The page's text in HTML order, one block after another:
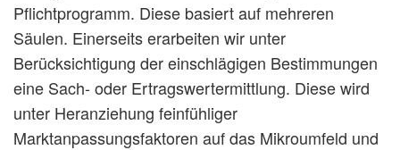
Pflichtprogramm. Diese basiert auf mehreren
Säulen. Einerseits erarbeiten wir unter
Berücksichtigung der einschlägigen Bestimmungen
eine Sach- oder Ertragswertermittlung. Diese wird
unter Heranziehung feinfühliger
Marktanpassungsfaktoren auf das Mikroumfeld und